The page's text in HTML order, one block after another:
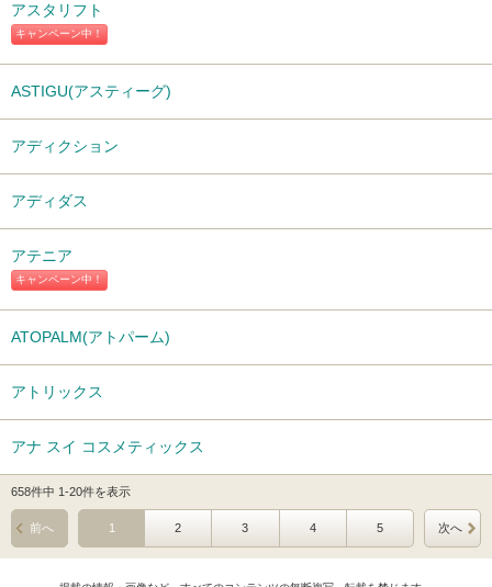
キャンペーン中！
アスタリフト
ASTIGU(アスティーグ)
アディクション
アディダス
キャンペーン中！
アテニア
ATOPALM(アトパーム)
アトリックス
アナ スイ コスメティックス
658件中 1-20件を表示
1 2 3 4 5
前へ 次へ